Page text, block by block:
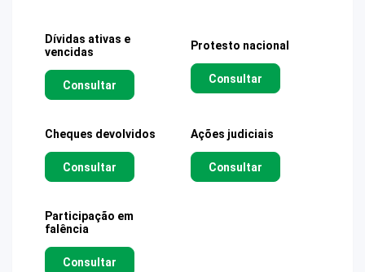
Dívidas ativas e
vencidas
Consultar
Protesto nacional
Consultar
Cheques devolvidos
Consultar
Ações judiciais
Consultar
Participação em
falência
Consultar